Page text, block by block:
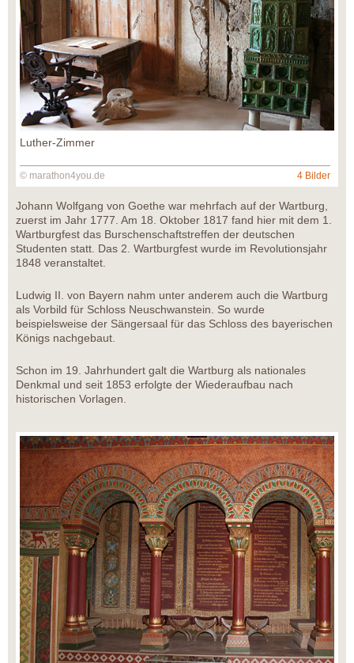
Luther-Zimmer
© marathon4you.de 4 Bilder
Johann Wolfgang von Goethe war mehrfach auf der Wartburg,
zuerst im Jahr 1777. Am 18. Oktober 1817 fand hier mit dem 1.
Wartburgfest das Burschenschaftstreffen der deutschen
Studenten statt. Das 2. Wartburgfest wurde im Revolutionsjahr
1848 veranstaltet.
Ludwig II. von Bayern nahm unter anderem auch die Wartburg
als Vorbild für Schloss Neuschwanstein. So wurde
beispielsweise der Sängersaal für das Schloss des bayerischen
Königs nachgebaut.
Schon im 19. Jahrhundert galt die Wartburg als nationales
Denkmal und seit 1853 erfolgte der Wiederaufbau nach
historischen Vorlagen.